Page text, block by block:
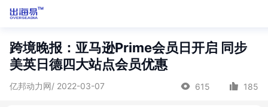
跨境晚报：亚马逊Prime会员日开启 同步
美英日德四大站点会员优惠
亿邦动力网/ 2022-03-07 615 185